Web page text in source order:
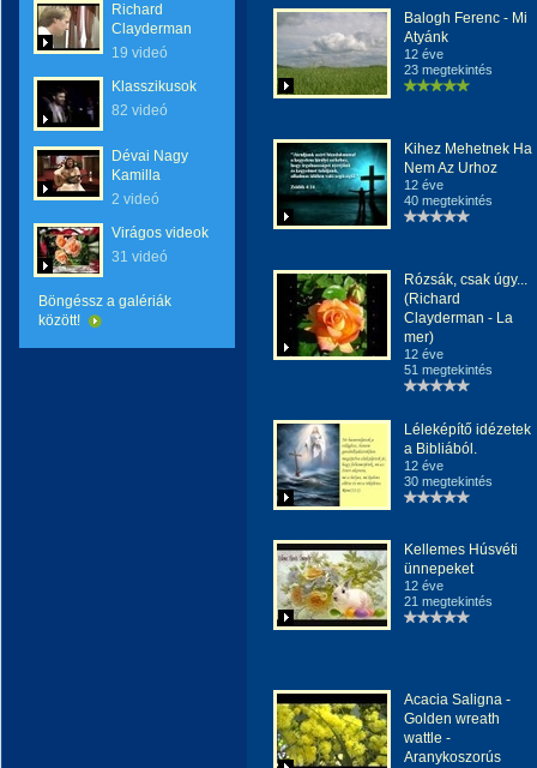
Richard
Clayderman
19 videó
Klasszikusok
82 videó
Dévai Nagy
Kamilla
2 videó
Virágos videok
31 videó
Böngéssz a galériák
között!
Balogh Ferenc - Mi
Atyánk
12 éve
23 megtekintés
Kihez Mehetnek Ha
Nem Az Urhoz
12 éve
40 megtekintés
Rózsák, csak úgy...
(Richard
Clayderman - La
mer)
12 éve
51 megtekintés
Léleképítő idézetek
a Bibliából.
12 éve
30 megtekintés
Kellemes Húsvéti
ünnepeket
12 éve
21 megtekintés
Acacia Saligna -
Golden wreath
wattle -
Aranykoszorús